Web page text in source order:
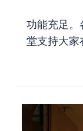
功能充足。
堂支持大家